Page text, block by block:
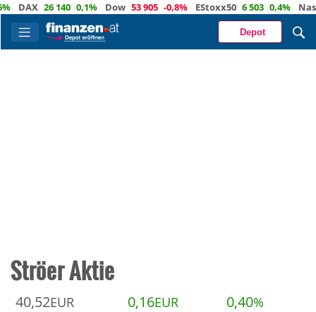
26 140 0,1% Dow 53 905 -0,8% EStoxx50 6 503 0,4% Nasdaq
Depot
Ströer Aktie
40,52EUR 0,16EUR 0,40%